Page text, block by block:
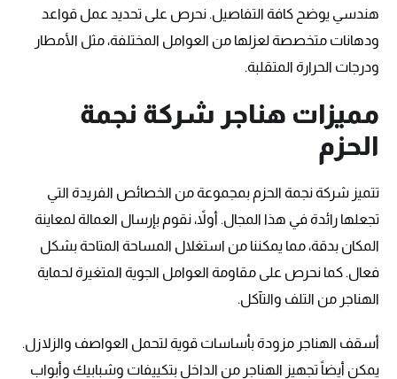
هندسي يوضح كافة التفاصيل. نحرص على تحديد عمل قواعد
ودهانات متخصصة لعزلها من العوامل المختلفة، مثل الأمطار
ودرجات الحرارة المتقلبة.
مميزات هناجر شركة نجمة
الحزم
تتميز شركة نجمة الحزم بمجموعة من الخصائص الفريدة التي
تجعلها رائدة في هذا المجال. أولاً، نقوم بإرسال العمالة لمعاينة
المكان بدقة، مما يمكننا من استغلال المساحة المتاحة بشكل
فعال. كما نحرص على مقاومة العوامل الجوية المتغيرة لحماية
الهناجر من التلف والتآكل.
أسقف الهناجر مزودة بأساسات قوية لتحمل العواصف والزلازل.
يمكن أيضاً تجهيز الهناجر من الداخل بتكييفات وشبابيك وأبواب